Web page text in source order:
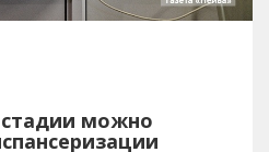
стадии можно